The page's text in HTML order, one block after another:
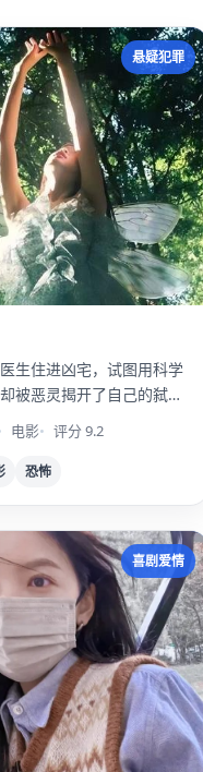
悬疑犯罪
生住进凶宅，试图用科学
被恶灵揭开了自己的弑母
电影 评分 9.2
恐怖
喜剧爱情